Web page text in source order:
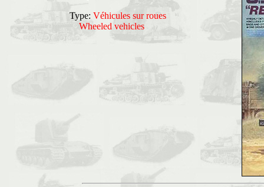
Type: Véhicules sur roues
Wheeled vehicles